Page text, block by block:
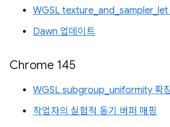
WGSL texture_and_sampler_let
Dawn 업데이트
Chrome 145
WGSL subgroup_uniformity 확
작업자의 실험적 동기 버퍼 매핑